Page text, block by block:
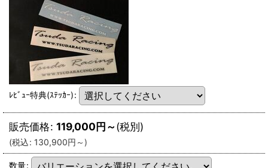
ﾚﾋﾞｭｰ特典(ｽﾃｯｶｰ):
販売価格: 119,000円～(税別)
(税込: 130,900円 ～ )
数量: